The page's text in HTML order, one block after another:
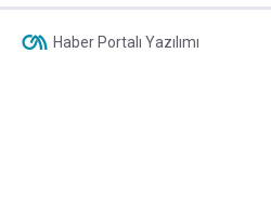
Haber Portalı Yazılımı